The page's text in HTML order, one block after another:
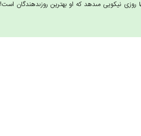
نيكويى مى‏دهد كه او بهترين روزى‏دهندگان است!